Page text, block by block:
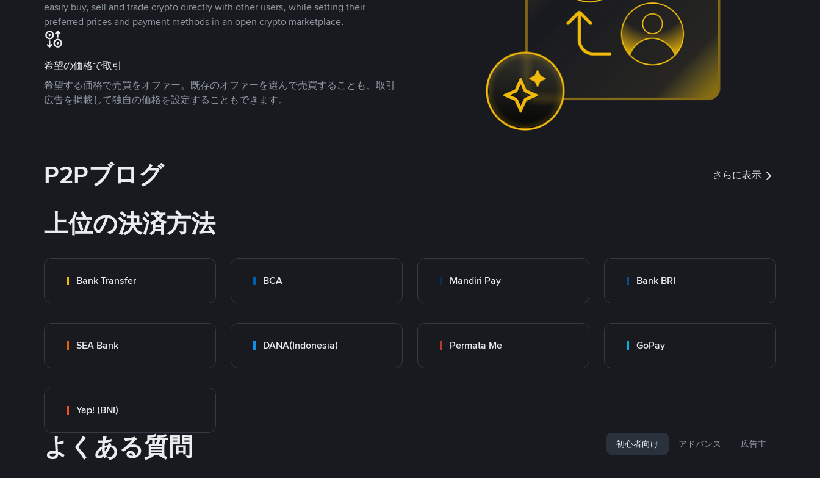
easily buy, sell and trade crypto directly with other users, while setting their
preferred prices and payment methods in an open crypto marketplace.
希望の価格で取引
希望する価格で売買をオファー。既存のオファーを選んで売買することも、取引
広告を掲載して独自の価格を設定することもできます。
P2Pブログ さらに表示
上位の決済方法
Bank Transfer BCA Mandiri Pay Bank BRI
SEA Bank DANA(Indonesia) Permata Me GoPay
Yap! (BNI)
よくある質問 初心者向け アドバンス 広告主